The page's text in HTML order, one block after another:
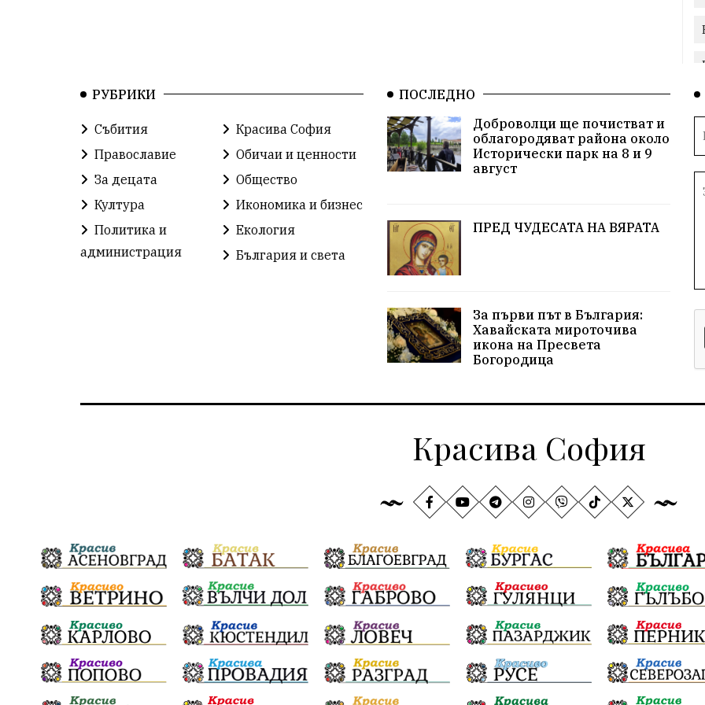
РУБРИКИ
Събития
Красива София
Православие
Обичаи и ценности
За децата
Общество
Култура
Икономика и бизнес
Политика и
администрация
Екология
България и света
ПОСЛЕДНО
Доброволци ще почистват и
облагородяват района около
Исторически парк на 8 и 9
август
ПРЕД ЧУДЕСАТА НА ВЯРАТА
За първи път в България:
Хавайската мироточива
икона на Пресвета
Богородица
Красива София